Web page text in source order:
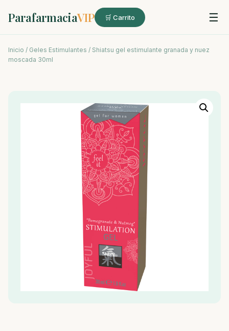
ParafarmaciaVIP 🛒 Carrito ☰
Inicio / Geles Estimulantes / Shiatsu gel estimulante granada y nuez
moscada 30ml